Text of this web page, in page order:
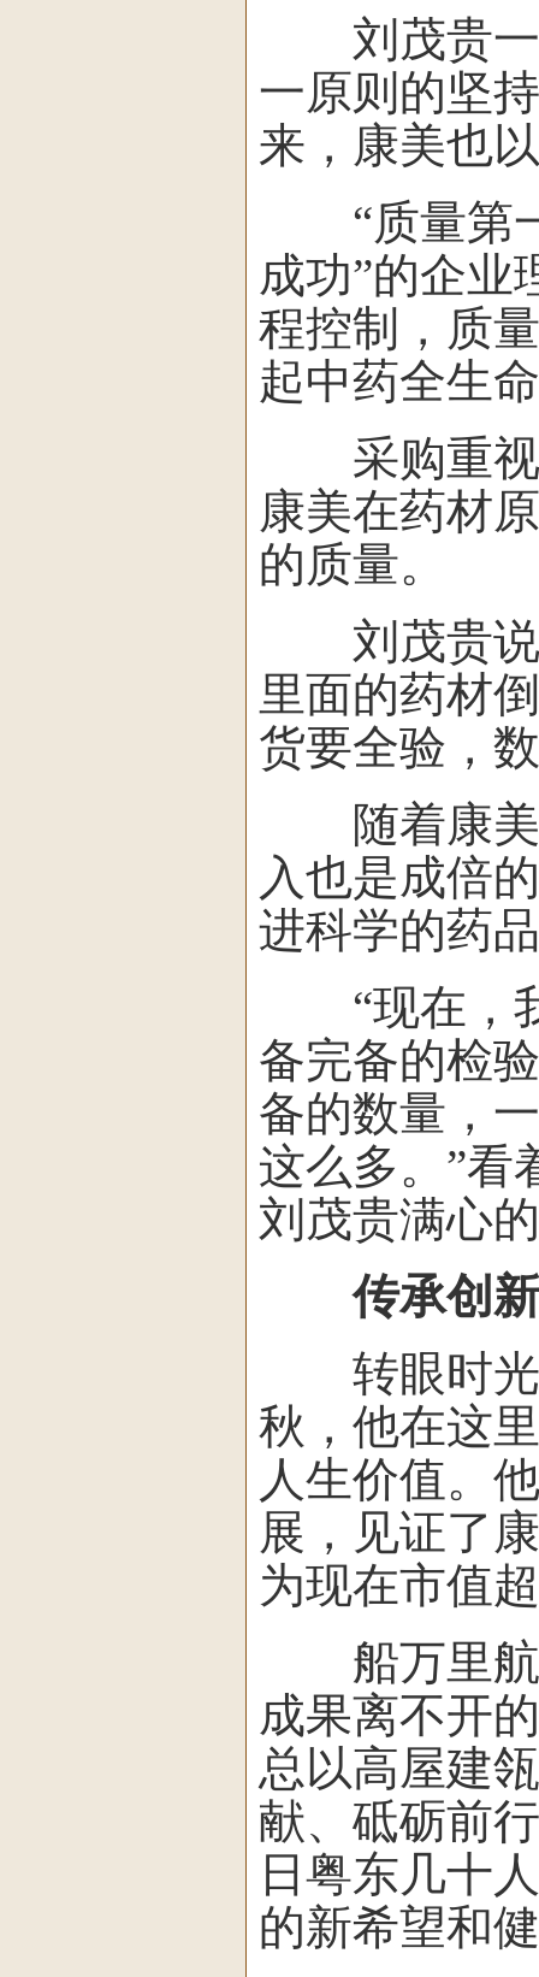
刘茂贵一
一原则的坚
来，康美也
“质量第一
成功”的企业
程控制，质
起中药全生
采购重视
康美在药材
的质量。
刘茂贵说
里面的药材
货要全验，
随着康美
入也是成倍
进科学的药
“现在，我
备完备的检
备的数量，
这么多。”看
刘茂贵满心
传承创
转眼时光
秋，他在这
人生价值。
展，见证了
为现在市值
船万里航
成果离不开
总以高屋建
献、砥砺前
日粤东几十
的新希望和